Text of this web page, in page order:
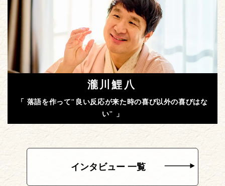
瀧川鯉八
「 落語を作って"良い反応が来た時の喜び以外の喜びはな
い" 」
インタビュー 一覧